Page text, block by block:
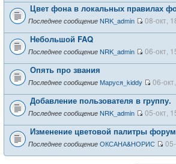
Цвет фона в локальных правилах
Последнее сообщение NRK_admin 08-окт,
Небольшой FAQ
Последнее сообщение NRK_admin 06-окт,
Опять про звания
Последнее сообщение Маруся_kiddy 06-
Добавление пользователя в группу.
Последнее сообщение NRK_admin 05-окт,
Изменение цветовой палитры
Последнее сообщение ОКСАНА&НОРИС